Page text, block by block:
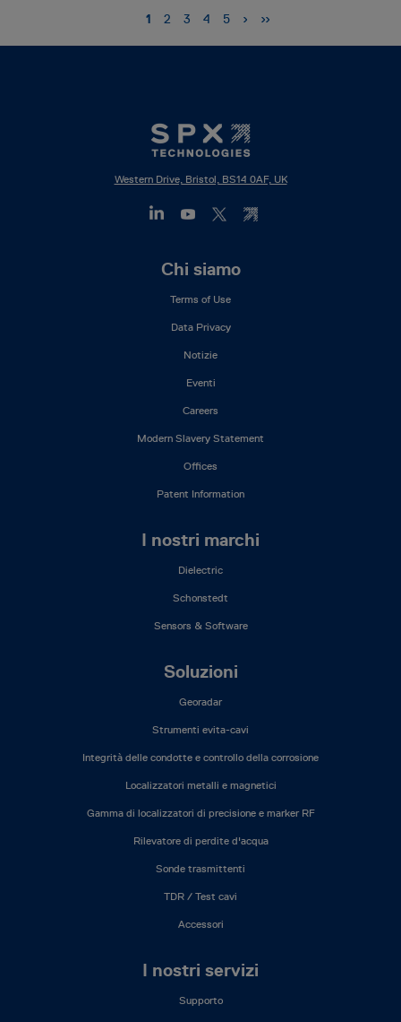
Current
1 Pagina
2 Pagina
3 Pagina
4 Pagina
5
Next
›
Last
››
Western Drive, Bristol, BS14 0AF, UK
Chi siamo
Terms of Use
Data Privacy
Notizie
Eventi
Careers
Modern Slavery Statement
Offices
Patent Information
I nostri marchi
Dielectric
Schonstedt
Sensors & Software
Soluzioni
Georadar
Strumenti evita-cavi
Integrità delle condotte e controllo della corrosione
Localizzatori metalli e magnetici
Gamma di localizzatori di precisione e marker RF
Rilevatore di perdite d'acqua
Sonde trasmittenti
TDR / Test cavi
Accessori
I nostri servizi
Supporto